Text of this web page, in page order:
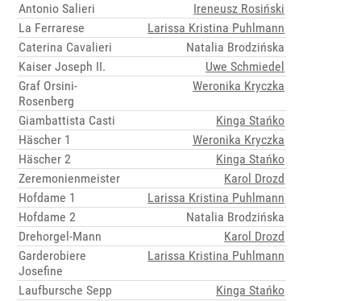
Antonio Salieri
Ireneusz Rosiński
La Ferrarese
Larissa Kristina Puhlmann
Caterina Cavalieri
Natalia Brodzińska
Kaiser Joseph II.
Uwe Schmiedel
Graf Orsini-
Rosenberg
Weronika Kryczka
Giambattista Casti
Kinga Stańko
Häscher 1
Weronika Kryczka
Häscher 2
Kinga Stańko
Zeremonienmeister
Karol Drozd
Hofdame 1
Larissa Kristina Puhlmann
Hofdame 2
Natalia Brodzińska
Drehorgel-Mann
Karol Drozd
Garderobiere
Josefine
Larissa Kristina Puhlmann
Laufbursche Sepp
Kinga Stańko